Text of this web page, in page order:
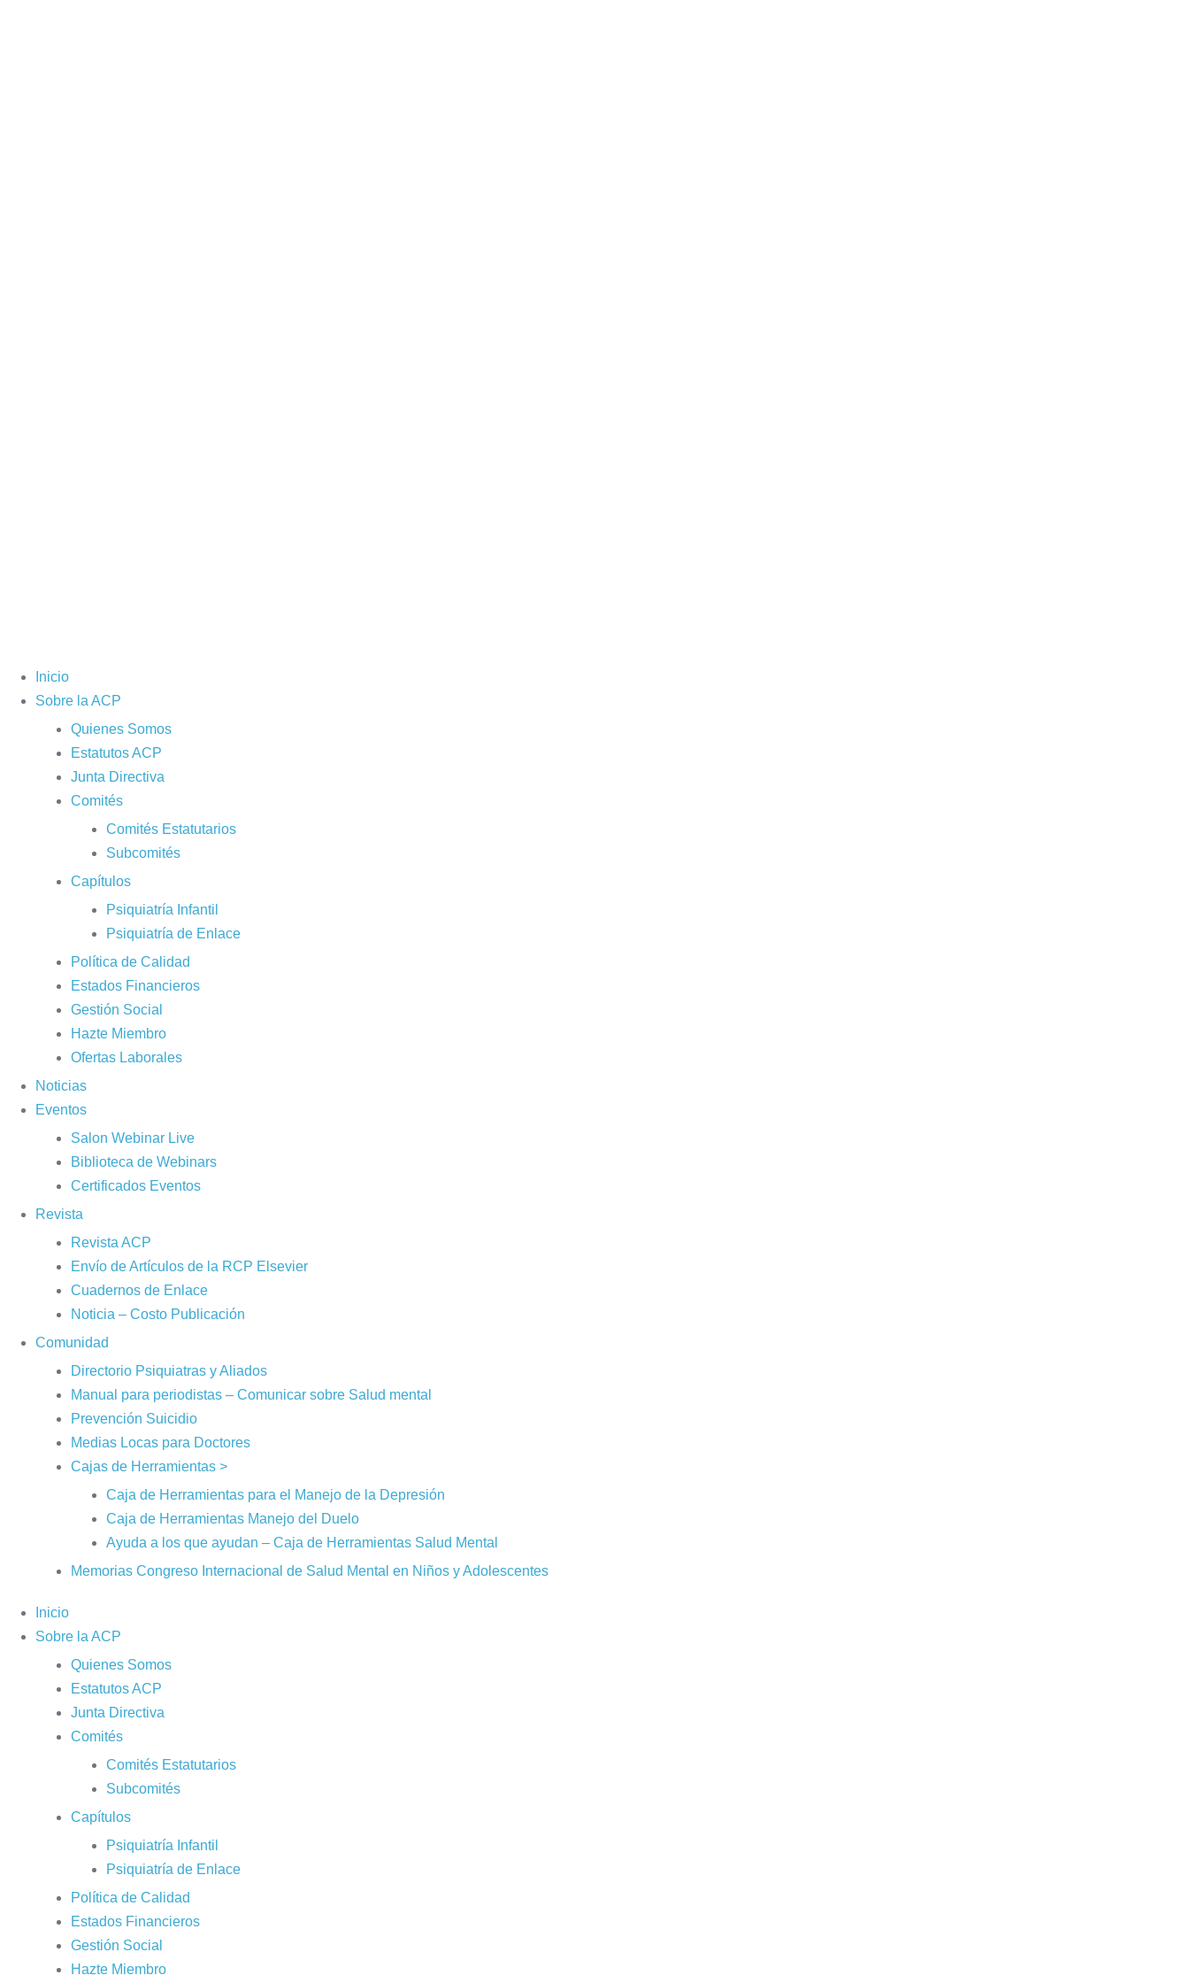
Inicio
Sobre la ACP
Quienes Somos
Estatutos ACP
Junta Directiva
Comités
Comités Estatutarios
Subcomités
Capítulos
Psiquiatría Infantil
Psiquiatría de Enlace
Política de Calidad
Estados Financieros
Gestión Social
Hazte Miembro
Ofertas Laborales
Noticias
Eventos
Salon Webinar Live
Biblioteca de Webinars
Certificados Eventos
Revista
Revista ACP
Envío de Artículos de la RCP Elsevier
Cuadernos de Enlace
Noticia – Costo Publicación
Comunidad
Directorio Psiquiatras y Aliados
Manual para periodistas – Comunicar sobre Salud mental
Prevención Suicidio
Medias Locas para Doctores
Cajas de Herramientas >
Caja de Herramientas para el Manejo de la Depresión
Caja de Herramientas Manejo del Duelo
Ayuda a los que ayudan – Caja de Herramientas Salud Mental
Memorias Congreso Internacional de Salud Mental en Niños y Adolescentes
Inicio
Sobre la ACP
Quienes Somos
Estatutos ACP
Junta Directiva
Comités
Comités Estatutarios
Subcomités
Capítulos
Psiquiatría Infantil
Psiquiatría de Enlace
Política de Calidad
Estados Financieros
Gestión Social
Hazte Miembro